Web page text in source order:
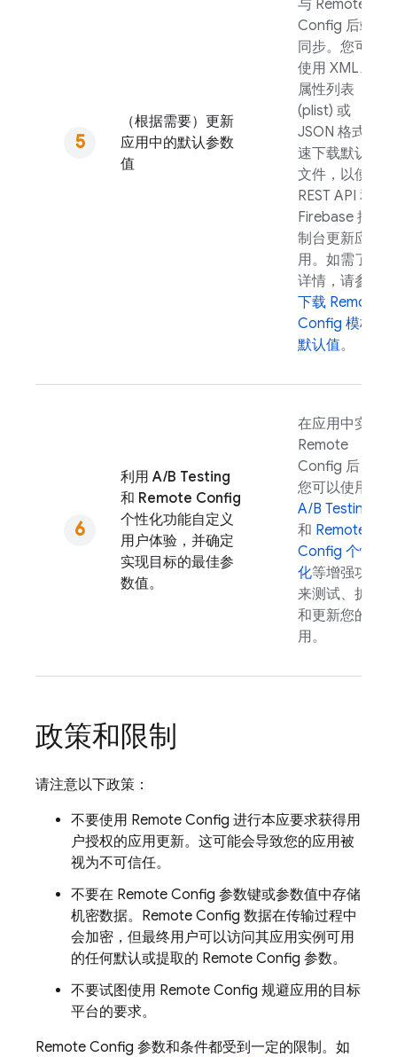
（根据需要）更新
应用中的默认参数
值
与 Remote
Config 后端
同步。您可以
使用 XML、
属性列表
(plist) 或
JSON 格式快
速下载默认值
文件，以使用
REST API 和
Firebase 控
制台更新应
用。如需了解
详情，请参阅
下载 Remote
Config 模板
默认值。
利用 A/B Testing
和 Remote Config
个性化功能自定义
用户体验，并确定
实现目标的最佳参
数值。
在应用中实现
Remote
Config 后，
您可以使用
A/B Testing
和 Remote
Config 个性
化等增强功能
来测试、扩展
和更新您的应
用。
政策和限制
请注意以下政策：
不要使用 Remote Config 进行本应要求获得用
户授权的应用更新。这可能会导致您的应用被
视为不可信任。
不要在 Remote Config 参数键或参数值中存储
机密数据。 Remote Config 数据在传输过程中
会加密，但最终用户可以访问其应用实例可用
的任何默认或提取的 Remote Config 参数。
不要试图使用 Remote Config 规避应用的目标
平台的要求。
Remote Config 参数和条件都受到一定的限制。如